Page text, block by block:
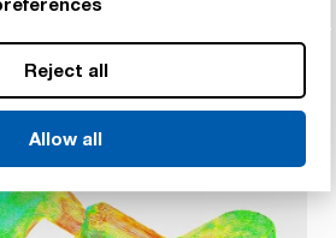
Reject all
Allow all
avec les autres
envisagés.